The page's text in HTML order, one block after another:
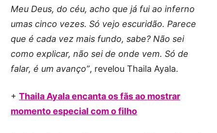
Meu Deus, do céu, acho que já fui ao inferno
umas cinco vezes. Só vejo escuridão. Parece
que é cada vez mais fundo, sabe? Não sei
como explicar, não sei de onde vem. Só de
falar, é um avanço”, revelou Thaila Ayala.
+Thaila Ayala encanta os fãs ao mostrar
momento especial com o filho